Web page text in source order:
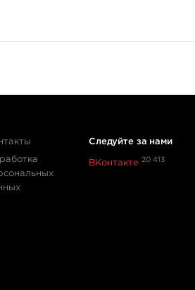
Следуйте за нами
ВКонтакте 20 413